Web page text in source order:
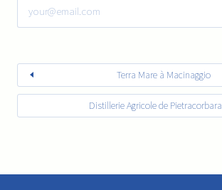
Terra Mare à Macinaggio
Distillerie Agricole de Pietracorbara